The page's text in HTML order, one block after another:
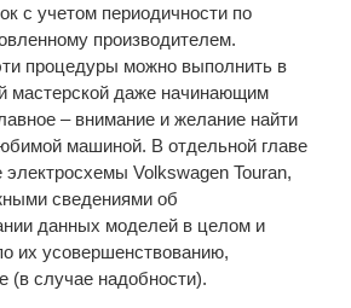
с учетом периодичности по
производителем.
процедуры можно выполнить в
мастерской даже начинающим
– внимание и желание найти
машиной. В отдельной главе
Volkswagen Touran,
сведениями об
данных моделей в целом и
их усовершенствованию,
(в случае надобности).